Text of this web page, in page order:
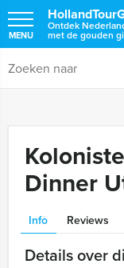
Ontdek
met de gouden
MENU
Dinner
Info Reviews
Details over